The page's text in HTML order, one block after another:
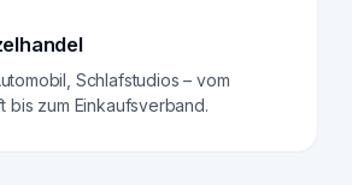
Schlafstudios – vom
bis zum Einkaufsverband.